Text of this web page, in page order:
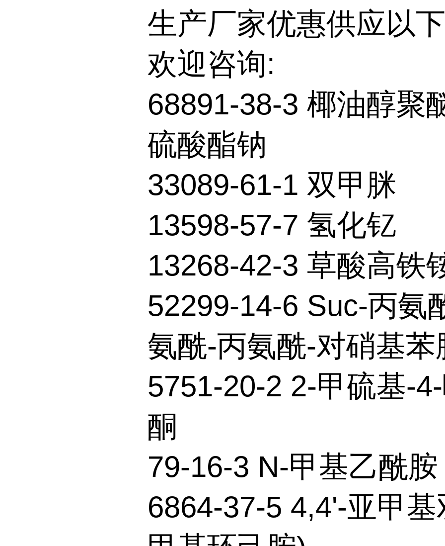
生产厂家优惠供应以
欢迎咨询:
68891-38-3 椰油醇聚
硫酸酯钠
33089-61-1 双甲脒
13598-57-7 氢化钇
13268-42-3 草酸高铁
52299-14-6 Suc-丙氨
氨酰-丙氨酰-对硝基苯
5751-20-2 2-甲硫基-
酮
79-16-3 N-甲基乙酰胺
6864-37-5 4,4'-亚甲基